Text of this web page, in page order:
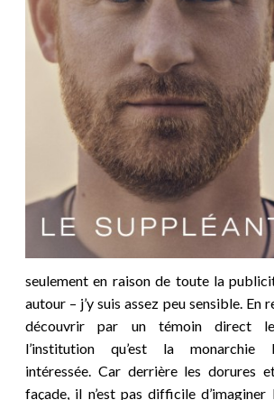
seulement en raison de toute la
autour – j’y suis assez peu sensible. En
découvrir par un témoin direct
l’institution qu’est la monarchie
intéressée. Car derrière les dorures
façade, il n’est pas difficile